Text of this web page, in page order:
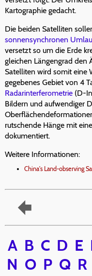
Kartographie gedacht.
Die beiden Satelliten
sonnensynchronen
versetzt so um die Erde
gleichen Längengrad den
Satelliten wird somit eine
gegebenes Gebiet von 4
Radarinterferometrie (D-
Bildern und aufwendiger
rutschende Hänge mit
dokumentiert.
Weitere Informationen:
China's Land-observing
A B C D E
N O P Q R